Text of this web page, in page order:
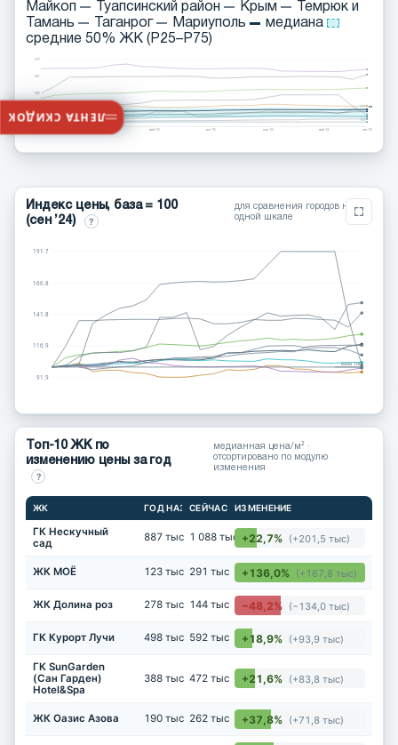
Майкоп
Туапсинский район Крым
Темрюк и
Тамань
Таганрог Мариуполь
медиана
средние 50% ЖК (P25–P75)
537
421
май ’25 сен ’25 янв ’26 май ’26 авг ’26
P75
P25
медиана: 190 тыс
Индекс цены, база = 100
(сен ’24)
?
для сравнения городов на
одной шкале
191.7
166.8
141.8
116.9
91.9
база 100
Топ-10 ЖК по
изменению цены за год
?
медианная цена/м² ·
отсортировано по модулю
изменения
ЖК ГОД НАЗАДСЕЙЧАС ИЗМЕНЕНИЕ
ГК Нескучный
сад
887 тыс 1 088 тыс +22,7% (+201,5 тыс)
ЖК МОЁ 123 тыс 291 тыс +136,0% (+167,8 тыс)
ЖК Долина роз 278 тыс 144 тыс −48,2% (−134,0 тыс)
ГК Курорт Лучи 498 тыс 592 тыс +18,9% (+93,9 тыс)
ГК SunGarden
(Сан Гарден)
Hotel&Spa
388 тыс 472 тыс +21,6% (+83,8 тыс)
ЖК Оазис Азова 190 тыс 262 тыс +37,8% (+71,8 тыс)
ЛЕНТА СКИДОК